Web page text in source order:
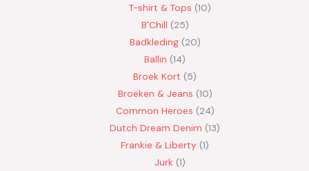
T-shirt & Tops 10
B'Chill 25
Badkleding 20
Ballin 14
Broek Kort 5
Broeken & Jeans 10
Common Heroes 24
Dutch Dream Denim 13
Frankie & Liberty 1
Jurk 1